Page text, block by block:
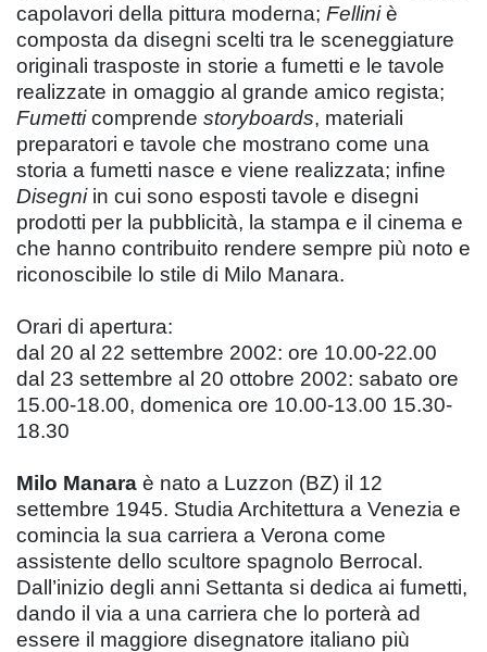
capolavori della pittura moderna; Felliniè
composta da disegni scelti tra le sceneggiature
originali trasposte in storie a fumetti e le tavole
realizzate in omaggio al grande amico regista;
Fumetticomprende storyboards, materiali
preparatori e tavole che mostrano come una
storia a fumetti nasce e viene realizzata; infine
Disegniin cui sono esposti tavole e disegni
prodotti per la pubblicità, la stampa e il cinema e
che hanno contribuito rendere sempre più noto e
riconoscibile lo stile di Milo Manara.
Orari di apertura:
dal 20 al 22 settembre 2002: ore 10.00-22.00
dal 23 settembre al 20 ottobre 2002: sabato ore
15.00-18.00, domenica ore 10.00-13.00 15.30-
18.30
Milo Manara è nato a Luzzon (BZ) il 12
settembre 1945. Studia Architettura a Venezia e
comincia la sua carriera a Verona come
assistente dello scultore spagnolo Berrocal.
Dall’inizio degli anni Settanta si dedica ai fumetti,
dando il via a una carriera che lo porterà ad
essere il maggiore disegnatore italiano più